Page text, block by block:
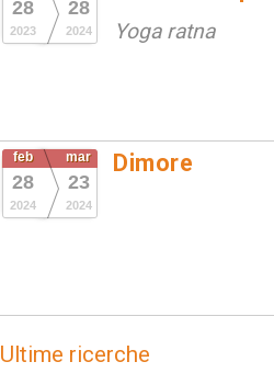
28
2023
28
2024 Yoga ratna
feb
28
2024
mar
23
2024
Dimore
Ultime ricerche